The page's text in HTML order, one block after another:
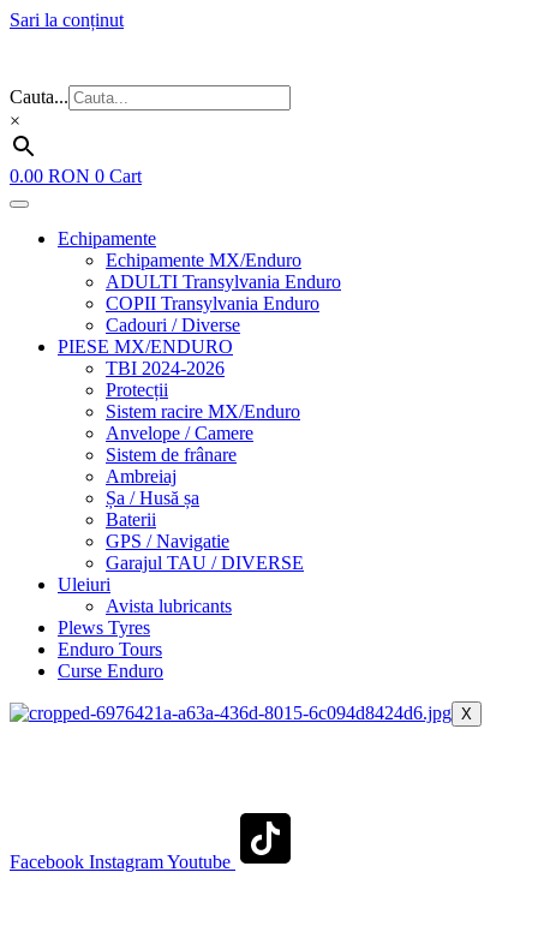
Sari la conținut
Cauta...
×
0.00 RON 0 Cart
Echipamente
Echipamente MX/Enduro
ADULTI Transylvania Enduro
COPII Transylvania Enduro
Cadouri / Diverse
PIESE MX/ENDURO
TBI 2024-2026
Protecții
Sistem racire MX/Enduro
Anvelope / Camere
Sistem de frânare
Ambreiaj
Șa / Husă șa
Baterii
GPS / Navigatie
Garajul TAU / DIVERSE
Uleiuri
Avista lubricants
Plews Tyres
Enduro Tours
Curse Enduro
X
Facebook InstagramYoutube